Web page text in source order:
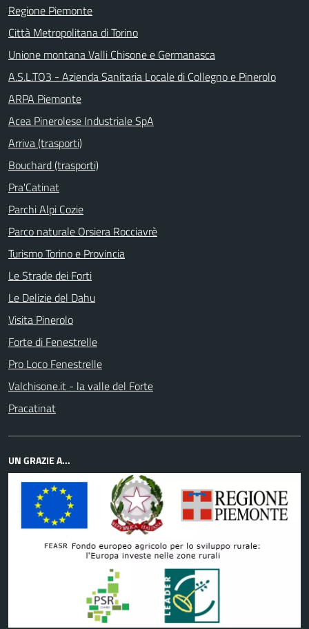
Regione Piemonte
Città Metropolitana di Torino
Unione montana Valli Chisone e Germanasca
A.S.L.TO3 - Azienda Sanitaria Locale di Collegno e Pinerolo
ARPA Piemonte
Acea Pinerolese Industriale SpA
Arriva (trasporti)
Bouchard (trasporti)
Pra'Catinat
Parchi Alpi Cozie
Parco naturale Orsiera Rocciavrè
Turismo Torino e Provincia
Le Strade dei Forti
Le Delizie del Dahu
Visita Pinerolo
Forte di Fenestrelle
Pro Loco Fenestrelle
Valchisone.it - la valle del Forte
Pracatinat
UN GRAZIE A...